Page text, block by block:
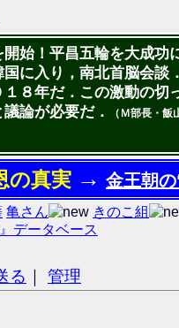
始！平昌五輪を大成
に入り，南北首脳会
８年だ．この激動の切
論が必要だ．
（Ｍ部長・飯
の真実 → 金王朝
亀さん きのこ組
データベース
る 管理